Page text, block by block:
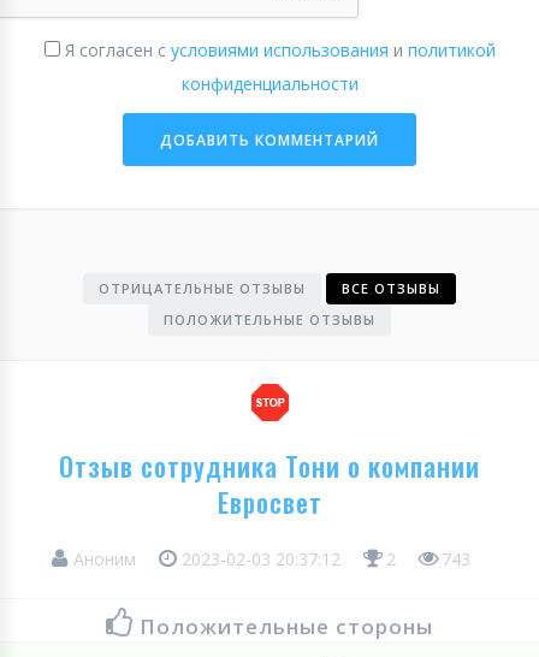
Я согласен с условиями использования и политикой
конфиденциальности
ОТРИЦАТЕЛЬНЫЕ ОТЗЫВЫ
ВСЕ ОТЗЫВЫ
ПОЛОЖИТЕЛЬНЫЕ ОТЗЫВЫ
Отзыв сотрудника Тони о компании
Евросвет
Аноним 2023-02-03 20:37:12 2 743
Положительные стороны